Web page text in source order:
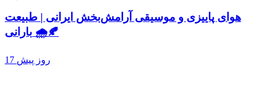
هوای پاییزی و موسیقی آرامش‌بخش ایرانی | طبیعت
بارانی 🌧️🍂
17 روز پیش